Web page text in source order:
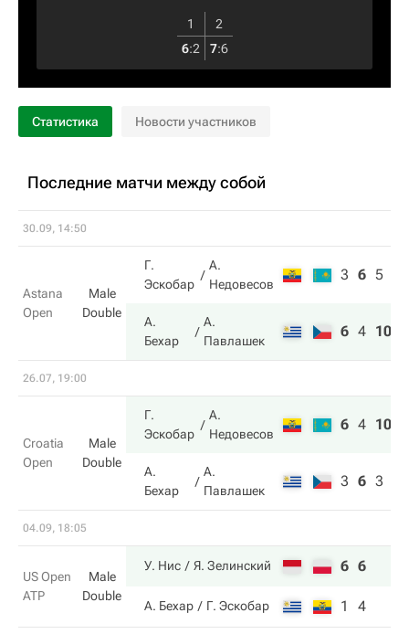
1
2
6:2 7:6
Статистика Новости участников
Последние матчи между собой
30.09, 14:50
Astana
Open
Male
Double
Г.
Эскобар
А.
Недовесов
3 6 5
А.
Бехар
А.
Павлашек
6 4 10
26.07, 19:00
Croatia
Open
Male
Double
Г.
Эскобар
А.
Недовесов
6 4 10
А.
Бехар
А.
Павлашек
3 6 3
04.09, 18:05
US Open
ATP
Male
Double
У. Нис Я. Зелинский 6 6
А. Бехар Г. Эскобар 1 4